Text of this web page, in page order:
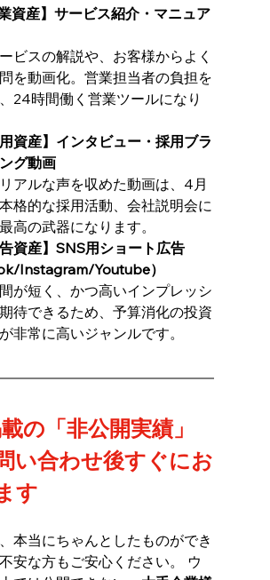
資産】サービス紹介・マニュア
ビスの解説や、お客様からよく
を動画化。営業担当者の負担を
24時間働く営業ツールになり
資産】インタビュー・採用ブラ
グ動画
アルな声を収めた動画は、4月
格的な採用活動、会社説明会に
高の武器になります。
資産】SNS用ショート広告
Instagram/Youtube）
が短く、かつ高いインプレッシ
待できるため、予算消化の投資
非常に高いジャンルです。
の「非公開実績」
い合わせ後すぐにお
す
、本当にちゃんとしたものができ
安な方もご安心ください。 ウ